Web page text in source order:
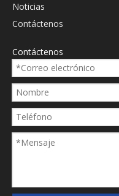
Noticias
Contáctenos
Contáctenos